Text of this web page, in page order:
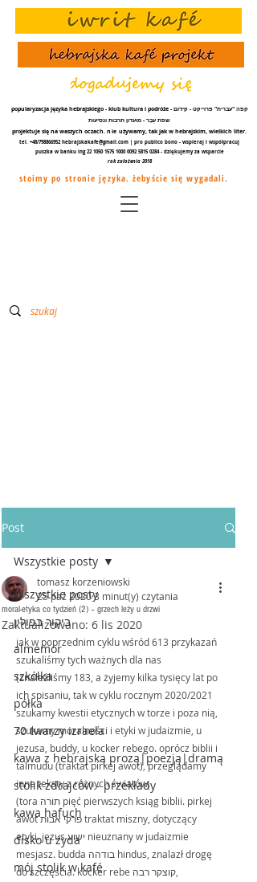
popularyzacja języka hebrajskiego - klub kultura i podróże - קפה "עברית" פרוייקט - קידום
שפת עֵבֶר - מועדון תרבות ונסיעות
projektuje się na waszych oczach.nie używamy, tak jak w hebrajskim, wielkich liter.
tel. +48/798866952 hebrajskakafe@gmail.com | pro publico bono - wspieraj i współpracuj
puszka w banku ing22 1050 1575 1000 0092 5815 0284- dziękujemy za wsparcie
rok założenia 2018
stoimy po stronie języka. żebyście się wygadali.
Post
Wszystkie posty
ביקור בפולין
almemor
szkółka
półka
70 twarzy izraela
kawa z hebrajską prozą|poezją|dramą
stolik zdrajców - przekłady
kawa hafuch
disko u żyda
mój stolik w kafé
Wszystkie posty
moral-etyka co tydzień (2) – grzech leży u drzwi
tomasz korzeniowski
25 paź 20203 minut(y) czytania
Zaktualizowano: 6 lis 2020
jak w poprzednim cyklu wśród 613 przykazań
szukaliśmy tych ważnych dla nas
(znaleźliśmy 183, a żyjemy kilka tysięcy lat po
ich spisaniu, tak w cyklu rocznym 2020/2021
szukamy kwestii etycznych w torze i poza nią,
szukamy moralności i etyki w judaizmie, u
jezusa, buddy, u kocker rebego. oprócz biblii i
talmudu (traktat pirkej awot), przeglądamy
inne teksty z różnych światów.
(tora תורה pięć pierwszych ksiąg biblii. pirkej
awot פרקי אבות traktat miszny, dotyczący
etyki. jezus ישוע nieuznany w judaizmie
mesjasz. budda בודהה hindus, znalazł drogę
do szczęścia. kocker rebe קוצקר רבה,